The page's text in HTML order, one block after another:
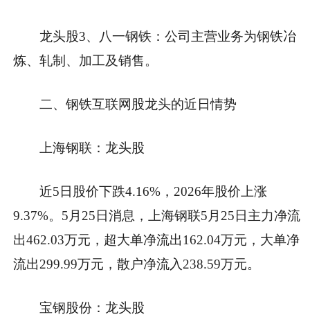
龙头股3、八一钢铁：公司主营业务为钢铁冶
炼、轧制、加工及销售。
二、钢铁互联网股龙头的近日情势
上海钢联：龙头股
近5日股价下跌4.16%，2026年股价上涨
9.37%。5月25日消息，上海钢联5月25日主力净流
出462.03万元，超大单净流出162.04万元，大单净
流出299.99万元，散户净流入238.59万元。
宝钢股份：龙头股